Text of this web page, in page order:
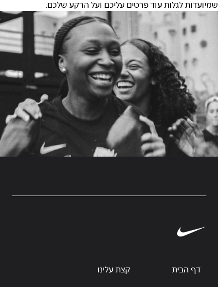
שמיועדות לגלות עוד פרטים עליכם ועל הרקע שלכם.
דף הבית קצת עלינו